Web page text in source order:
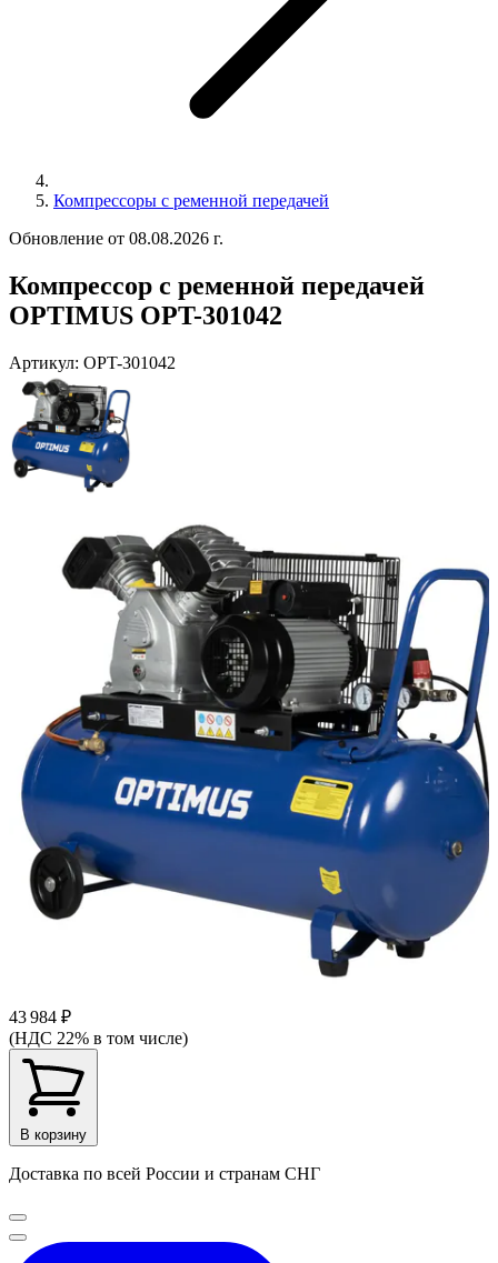
Компрессоры с ременной передачей
Обновление от 08.08.2026 г.
Компрессор с ременной передачей
OPTIMUS OPT-301042
Артикул: OPT-301042
43 984 ₽
(НДС 22% в том числе)
В корзину
Доставка по всей России и странам СНГ